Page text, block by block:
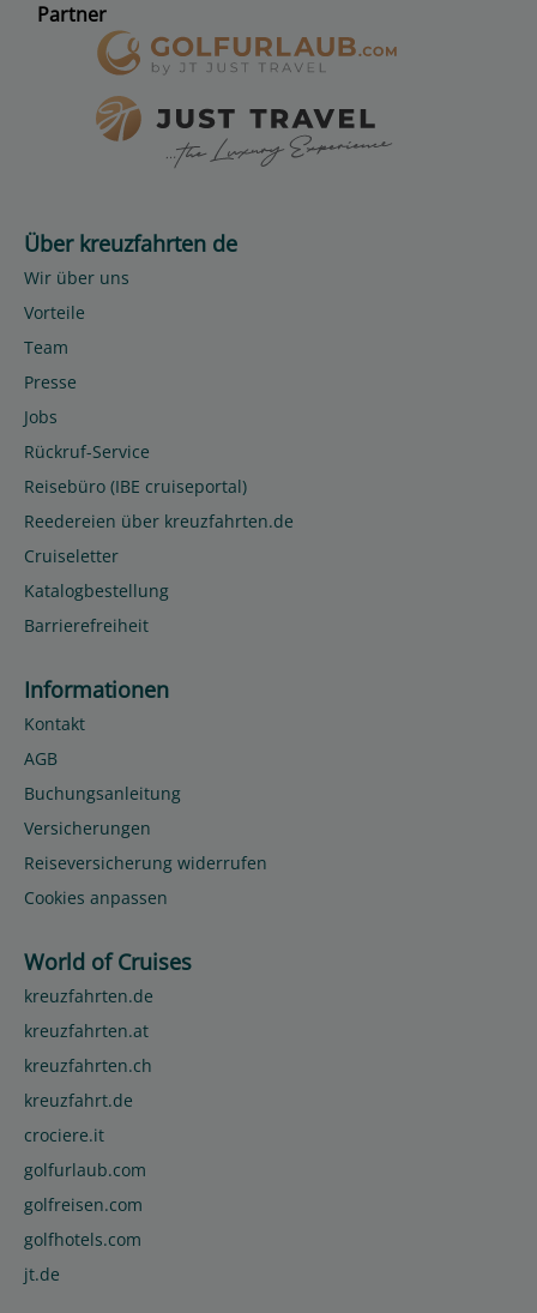
Partner
Über kreuzfahrten de
Wir über uns
Vorteile
Team
Presse
Jobs
Rückruf-Service
Reisebüro (IBE cruiseportal)
Reedereien über kreuzfahrten.de
Cruiseletter
Katalogbestellung
Barrierefreiheit
Informationen
Kontakt
AGB
Buchungsanleitung
Versicherungen
Reiseversicherung widerrufen
Cookies anpassen
World of Cruises
kreuzfahrten.de
kreuzfahrten.at
kreuzfahrten.ch
kreuzfahrt.de
crociere.it
golfurlaub.com
golfreisen.com
golfhotels.com
jt.de